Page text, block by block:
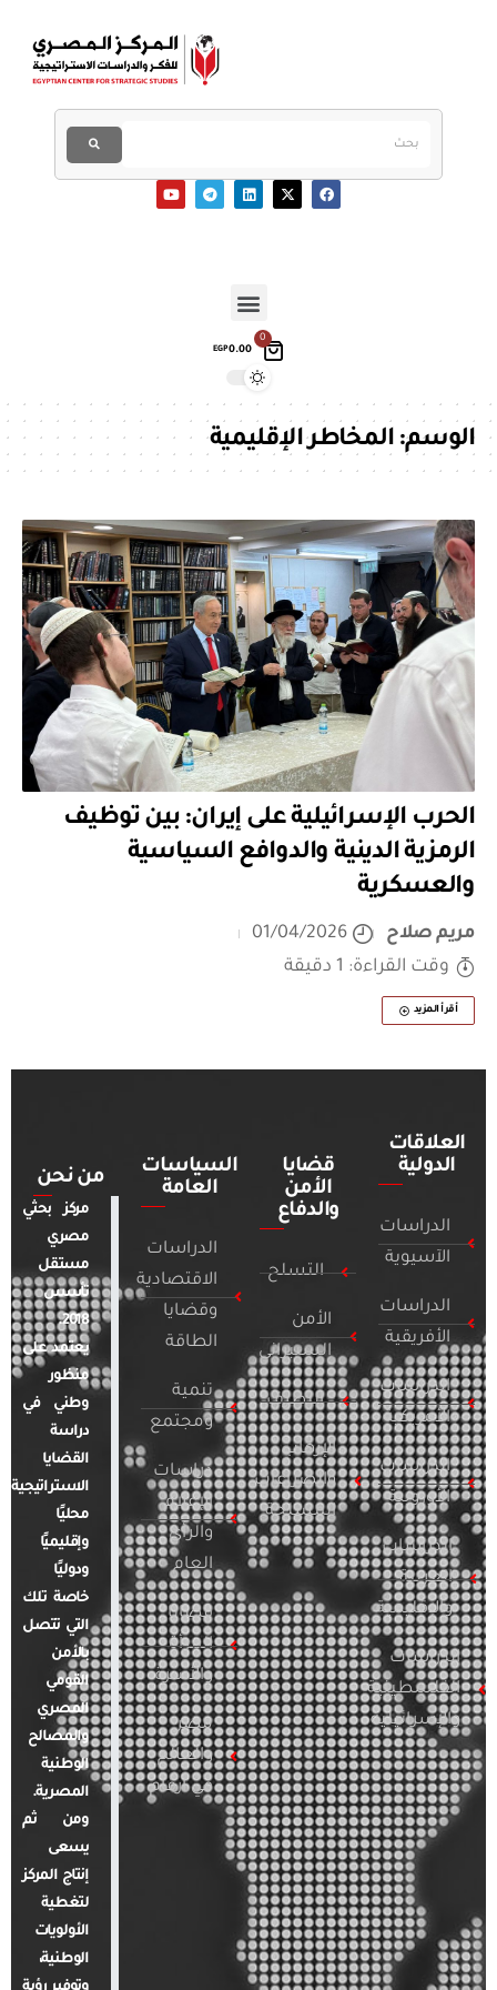
0
EGP0.00
الوسم:المخاطر الإقليمية
الحرب الإسرائيلية على إيران: بين توظيف
الرمزية الدينية والدوافع السياسية
والعسكرية
مريم صلاح
01/04/2026
وقت القراءة: 1 دقيقة
أقرأ المزيد
العلاقات
الدولية
الدراسات
الآسيوية
الدراسات
الأفريقية
الدراسات
الأمريكية
الدراسات
الأوروبية
الدراسات
العربية
والإقليمية
الدراسات
الفلسطينية
والإسرائيلية
قضايا
الأمن
والدفاع
التسلح
الأمن
السيبراني
التطرف
الإرهاب
والصراعات
المسلحة
السياسات
العامة
الدراسات
الاقتصادية
وقضايا
الطاقة
تنمية
ومجتمع
دراسات
الإعلام
والرأي
العام
قضايا
المرأة
والأسرة
مصر
والعالم
في أرقام
من نحن
مركز بحثي
مصري
مستقل
تأسس
2018.
يعتمد على
منظور
وطني في
دراسة
القضايا
الاستراتيجية
محليًا
وإقليميًا
ودوليًا
خاصة تلك
التي تتصل
بالأمن
القومي
المصري
والمصالح
الوطنية
المصرية.
ومن ثم
يسعى
إنتاج المركز
لتغطية
الأولويات
الوطنية،